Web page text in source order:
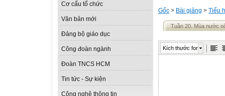
Cơ cấu tổ chức
Văn bản mới
Đảng bộ giáo dục
Công đoàn ngành
Đoàn TNCS HCM
Tin tức - Sự kiện
Công nghệ thông tin
Gốc > Bài giảng > Tiểu
Tuần 20. Mùa nước
Kích thước font